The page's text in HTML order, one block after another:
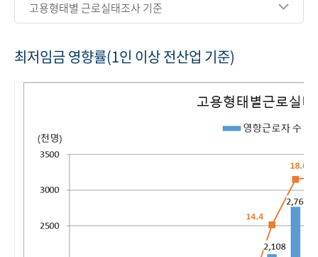
고용형태별 근로실태조사 기준
최저임금 영향률(1인 이상 전산업 기준)